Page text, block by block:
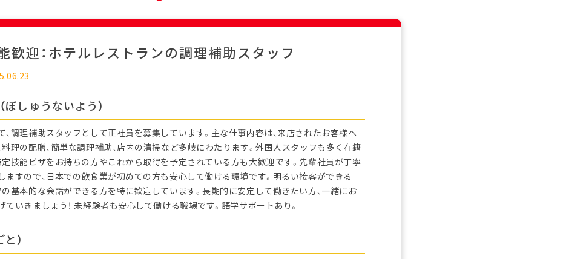
歓迎：ホテルレストランの調理補助スタッフ
ぼしゅうないよう）
、調理補助スタッフとして正社員を募集しています。主な仕事内容は、来店されたお客様へ
料理の配膳、簡単な調理補助、店内の清掃など多岐にわたります。外国人スタッフも多く在籍
定技能ビザをお持ちの方やこれから取得を予定されている方も大歓迎です。先輩社員が丁寧
ますので、日本での飲食業が初めての方も安心して働ける環境です。明るい接客ができる
の基本的な会話ができる方を特に歓迎しています。長期的に安定して働きたい方、一緒にお
ていきましょう！ 未経験者も安心して働ける職場です。語学サポートあり。
）